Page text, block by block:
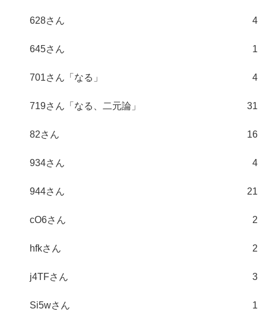
628さん 4
645さん 1
701さん「なる」 4
719さん「なる、二元論」 31
82さん 16
934さん 4
944さん 21
cO6さん 2
hfkさん 2
j4TFさん 3
Si5wさん 1